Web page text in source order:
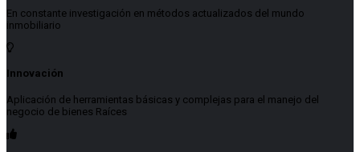
En constante investigación en métodos actualizados del mundo
inmobiliario
Innovación
Aplicación de herramientas básicas y complejas para el manejo del
negocio de bienes Raíces